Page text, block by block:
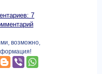
7
возможно,